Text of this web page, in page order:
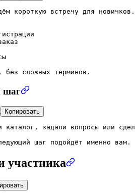
короткую встречу для новичков.
без сложных терминов.
шаг
Копировать
каталог, задали вопросы или
шаг подойдёт именно вам.
участника